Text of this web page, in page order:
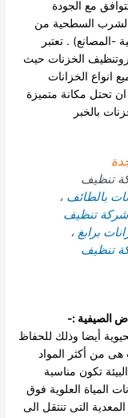
مع الجودة
الشرب السطحية من
-المصانع) . تعتبر
الخزنات حيث
انواع الخزانات
تحتل مكانة متميزة
بالخبر
تنظيف
بالطائف ،
شركة تنظيف
برابغ ،
تنظيف
الصيفية :-
أيضا وذلك للحفاظ
من أكثر المواد
تكون مناسبة
المياة العلوية فوق
المعدية التى تنتقل الى